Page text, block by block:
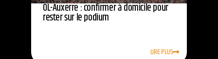
OL-Auxerre : confirmer à domicile pour
rester sur le podium
LIRE PLUS